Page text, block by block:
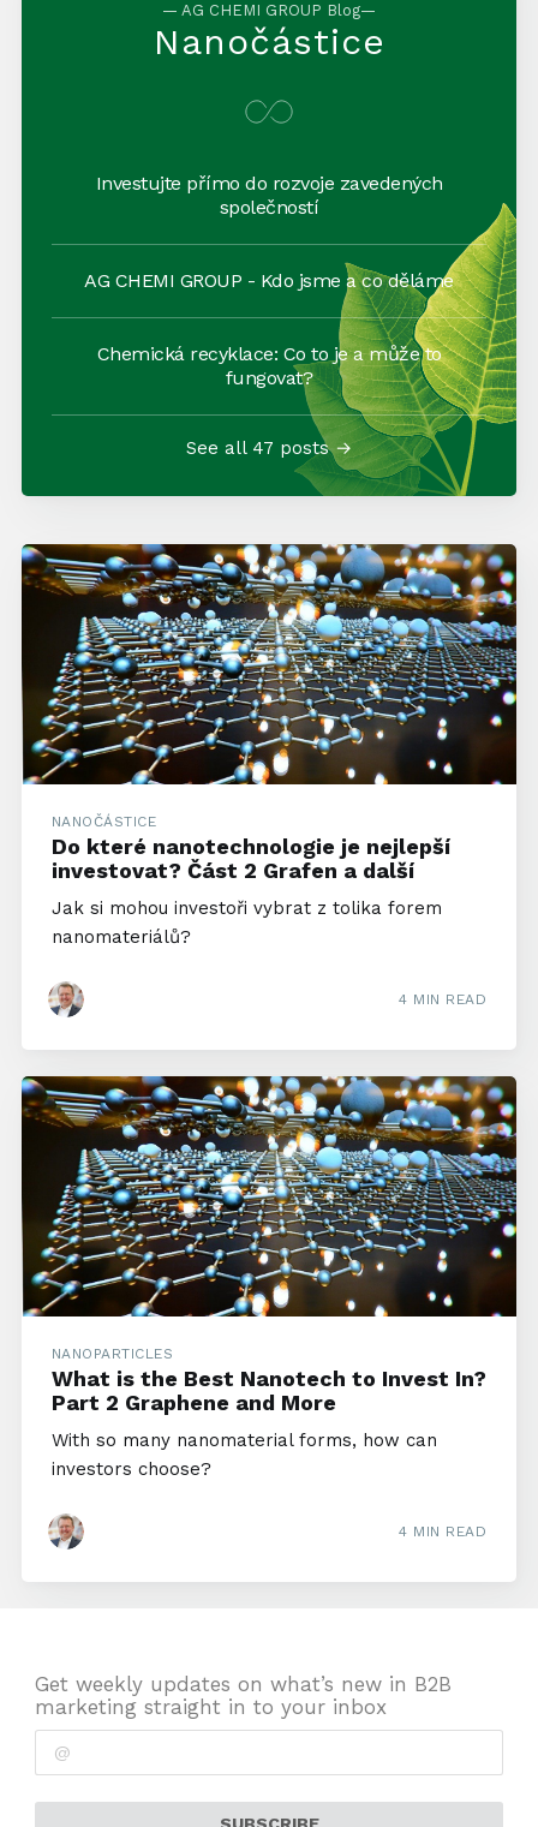
— AG CHEMI GROUP Blog—
Nanočástice
Investujte přímo do rozvoje zavedených
společností
AG CHEMI GROUP - Kdo jsme a co děláme
Chemická recyklace: Co to je a může to
fungovat?
See all 47 posts →
NANOČÁSTICE
Do které nanotechnologie je nejlepší
investovat? Část 2 Grafen a další
Jak si mohou investoři vybrat z tolika forem
nanomateriálů?
4 MIN READ
NANOPARTICLES
What is the Best Nanotech to Invest In?
Part 2 Graphene and More
With so many nanomaterial forms, how can
investors choose?
4 MIN READ
Get weekly updates on what’s new in B2B
marketing straight in to your inbox
SUBSCRIBE